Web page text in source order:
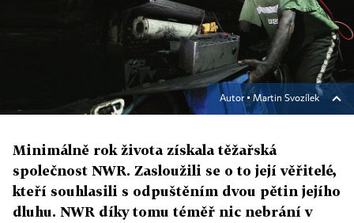
Autor ▪ Martin Svozílek
Minimálně rok života získala těžařská
společnost NWR. Zasloužili se o to její věřitelé,
kteří souhlasili s odpuštěním dvou pětin jejího
dluhu. NWR díky tomu téměř nic nebrání v